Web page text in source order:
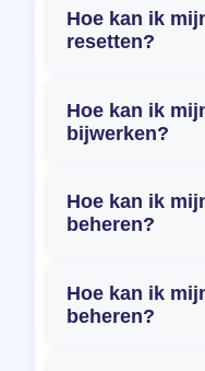
Hoe kan ik
resetten?
Hoe kan ik
bijwerken?
Hoe kan ik
beheren?
Hoe kan ik
beheren?